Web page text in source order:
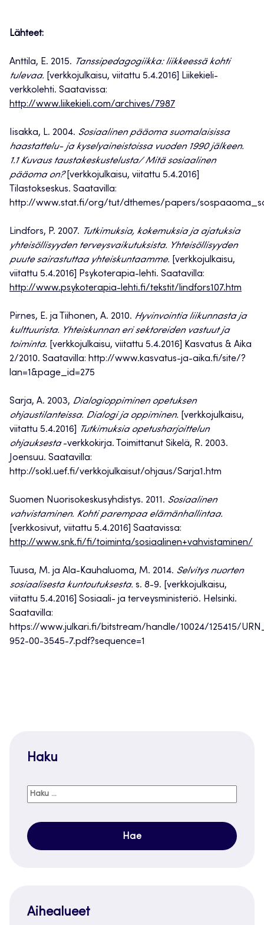
Lähteet:
Anttila, E. 2015. Tanssipedagogiikka: liikkeessä kohti
tulevaa.
[verkkojulkaisu, viitattu 5.4.2016] Liikekieli-
verkkolehti. Saatavissa:
http://www.liikekieli.com/archives/7987
Iisakka, L. 2004. Sosiaalinen pääoma suomalaisissa
haastattelu- ja kyselyaineistoissa vuoden 1990 jälkeen.
1.1 Kuvaus taustakeskustelusta/ Mitä sosiaalinen
pääoma on?[verkkojulkaisu, viitattu 5.4.2016]
Tilastokseskus. Saatavilla:
http://www.stat.fi/org/tut/dthemes/papers/
Lindfors, P. 2007. Tutkimuksia, kokemuksia ja ajatuksia
yhteisöllisyyden terveysvaikutuksista. Yhteisöllisyyden
puute sairastuttaa yhteiskuntaamme.
[verkkojulkaisu,
viitattu 5.4.2016] Psykoterapia-lehti. Saatavilla:
http://www.psykoterapia-lehti.fi/tekstit/lindfors107.htm
Pirnes, E. ja Tiihonen, A. 2010. Hyvinvointia liikunnasta ja
kulttuurista. Yhteiskunnan eri sektoreiden vastuut ja
toiminta.
[verkkojulkaisu, viitattu 5.4.2016] Kasvatus & Aika
2/2010. Saatavilla: http://www.kasvatus-ja-aika.fi/site/?
lan=1&page_id=275
Sarja, A. 2003, Dialogioppiminen opetuksen
ohjaustilanteissa. Dialogi ja oppiminen.
[verkkojulkaisu,
viitattu 5.4.2016]
Tutkimuksia opetusharjoittelun
ohjauksesta-verkkokirja. Toimittanut Sikelä, R. 2003.
Joensuu. Saatavilla:
http://sokl.uef.fi/verkkojulkaisut/ohjaus/Sarja1.htm
Suomen Nuorisokeskusyhdistys. 2011. Sosiaalinen
vahvistaminen. Kohti parempaa elämänhallintaa.
[verkkosivut, viitattu 5.4.2016] Saatavissa:
http://www.snk.fi/fi/toiminta/sosiaalinen+vahvistaminen/
Tuusa, M. ja Ala-Kauhaluoma, M. 2014. Selvitys nuorten
sosiaalisesta kuntoutuksesta. s. 8-9. [verkkojulkaisu,
viitattu 5.4.2016] Sosiaali- ja terveysministeriö. Helsinki.
Saatavilla:
https://www.julkari.fi/bitstream/handle/10024/125415/
952-00-3545-7.pdf?sequence=1
Haku
Haku:
Aihealueet